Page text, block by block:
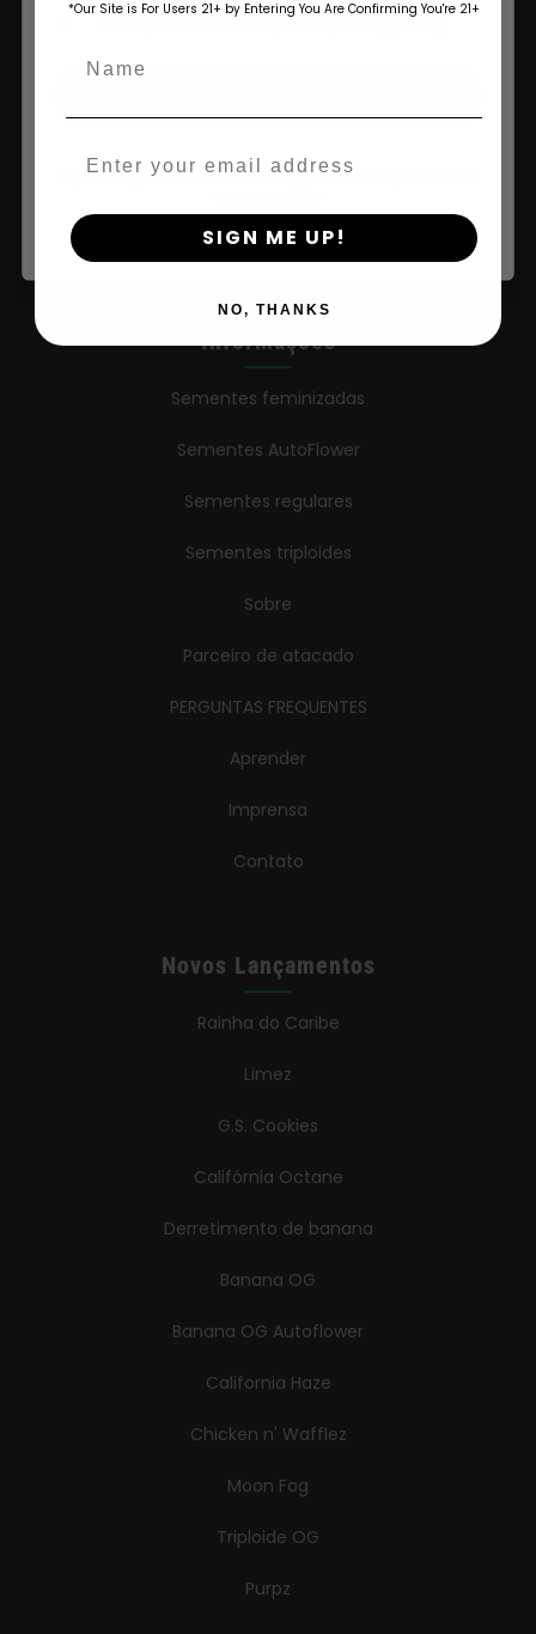
Varejistas
Informações
Sementes feminizadas
Sementes AutoFlower
Sementes regulares
Sementes triploides
Sobre
Parceiro de atacado
PERGUNTAS FREQUENTES
Aprender
Imprensa
Contato
Novos Lançamentos
Rainha do Caribe
Limez
G.S. Cookies
Califórnia Octane
Derretimento de banana
Banana OG
Banana OG Autoflower
California Haze
Chicken n' Wafflez
Moon Fog
Triploide OG
Purpz
By clicking AGREE & ENTER, you confirm you are 18
*Our Site is For Users 21+ by Entering You Are Confirming You're 21+
SIGN ME UP!
NO, THANKS